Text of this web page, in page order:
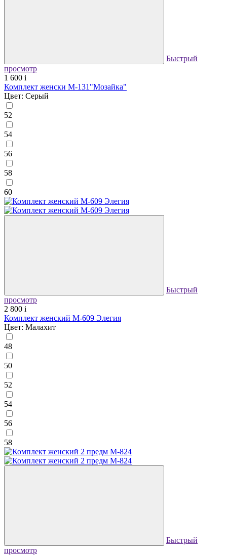
Быстрый
просмотр
1 600 i
Комплект женски М-131"Мозайка"
Цвет: Серый
52
54
56
58
60
Быстрый
просмотр
2 800 i
Комплект женский М-609 Элегия
Цвет: Малахит
48
50
52
54
56
58
Быстрый
просмотр